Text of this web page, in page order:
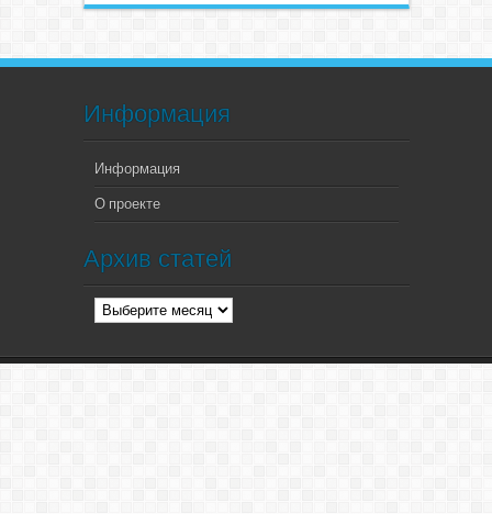
Информация
Информация
О проекте
Архив статей
Архив
статей